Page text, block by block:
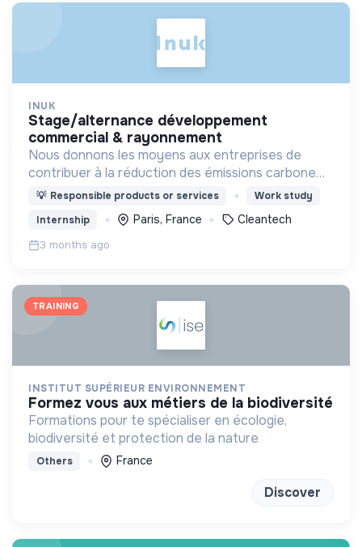
INUK
stage/alternance développement
commercial & rayonnement
Nous donnons les moyens aux entreprises de
contribuer à la réduction des émissions carbone
via outil innovant de contribution carbone grâce
💡 Responsible products or services
Work study
Internship
Paris, France Cleantech
3 months ago
TRAINING
INSTITUT SUPÉRIEUR ENVIRONNEMENT
formez vous aux métiers de la biodiversité
Formations pour te spécialiser en écologie,
biodiversité et protection de la nature
Others France
Discover